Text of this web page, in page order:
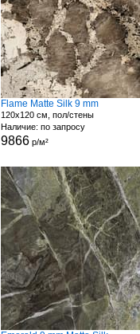
Flame Matte Silk 9 mm
120x120 см, пол/стены
Наличие: по запросу
9866 р/м²